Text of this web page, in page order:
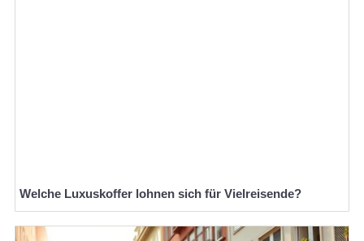
Welche Luxuskoffer lohnen sich für Vielreisende?